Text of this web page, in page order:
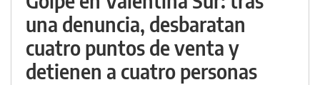
una denuncia, desbaratan
cuatro puntos de venta y
detienen a cuatro personas